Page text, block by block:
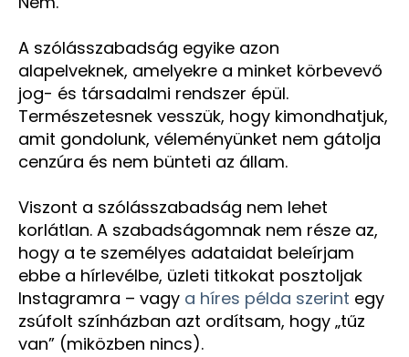
A szólásszabadság egyike azon
alapelveknek, amelyekre a minket körbevevő
jog- és társadalmi rendszer épül.
Természetesnek vesszük, hogy kimondhatjuk,
amit gondolunk, véleményünket nem gátolja
cenzúra és nem bünteti az állam.
Viszont a szólásszabadság nem lehet
korlátlan. A szabadságomnak nem része az,
hogy a te személyes adataidat beleírjam
ebbe a hírlevélbe, üzleti titkokat posztoljak
Instagramra – vagy a híres példa szerint egy
zsúfolt színházban azt ordítsam, hogy „tűz
van” (miközben nincs).